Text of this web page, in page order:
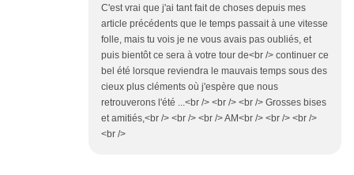
C'est vrai que j'ai tant fait de choses depuis mes
article précédents que le temps passait à une vitesse
folle, mais tu vois je ne vous avais pas oubliés, et
puis bientôt ce sera à votre tour de<br /> continuer ce
bel été lorsque reviendra le mauvais temps sous des
cieux plus cléments où j'espère que nous
retrouverons l'été ...<br /> <br /> <br /> Grosses bises
et amitiés,<br /> <br /> <br /> AM<br /> <br /> <br />
<br />